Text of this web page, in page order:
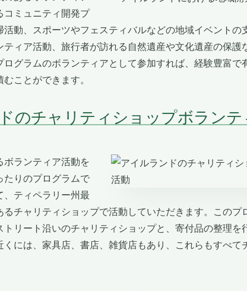
コミュニティ開発プ
活動、スポーツやフェスティバルなどの地域イベントの
ィア活動、旅行者が訪れる自然遺産や文化遺産の保護
ログラムのボランティアとして参加すれば、経験豊富で
ことができます。
のチャリティショップボランテ
ランティア活動を
たりのプログラムで
ティペラリー州最
るチャリティショップで活動していただきます。このプ
リート沿いのチャリティショップと、寄付品の整理を
くには、家具店、書店、雑貨店もあり、これらもすべて